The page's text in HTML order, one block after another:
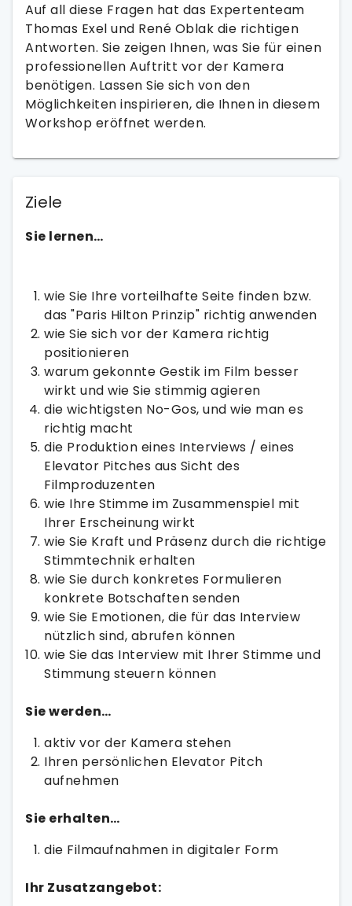
Auf all diese Fragen hat das Expertenteam
Thomas Exel und René Oblak die richtigen
Antworten. Sie zeigen Ihnen, was Sie für einen
professionellen Auftritt vor der Kamera
benötigen. Lassen Sie sich von den
Möglichkeiten inspirieren, die Ihnen in diesem
Workshop eröffnet werden.
Ziele
Sie lernen…
wie Sie Ihre vorteilhafte Seite finden bzw.
das "Paris Hilton Prinzip" richtig anwenden
wie Sie sich vor der Kamera richtig
positionieren
warum gekonnte Gestik im Film besser
wirkt und wie Sie stimmig agieren
die wichtigsten No-Gos, und wie man es
richtig macht
die Produktion eines Interviews / eines
Elevator Pitches aus Sicht des
Filmproduzenten
wie Ihre Stimme im Zusammenspiel mit
Ihrer Erscheinung wirkt
wie Sie Kraft und Präsenz durch die richtige
Stimmtechnik erhalten
wie Sie durch konkretes Formulieren
konkrete Botschaften senden
wie Sie Emotionen, die für das Interview
nützlich sind, abrufen können
wie Sie das Interview mit Ihrer Stimme und
Stimmung steuern können
Sie werden…
aktiv vor der Kamera stehen
Ihren persönlichen Elevator Pitch
aufnehmen
Sie erhalten…
die Filmaufnahmen in digitaler Form
Ihr Zusatzangebot: